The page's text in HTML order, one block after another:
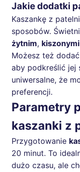
Jakie dodatki
Kaszankę z
sposobów.
żytnim,
Możesz też
aby podkreślić jej
uniwersalne, że
preferencji.
Parametry
kaszanki z
Przygotowanie
20 minut. To
dużo czasu, ale